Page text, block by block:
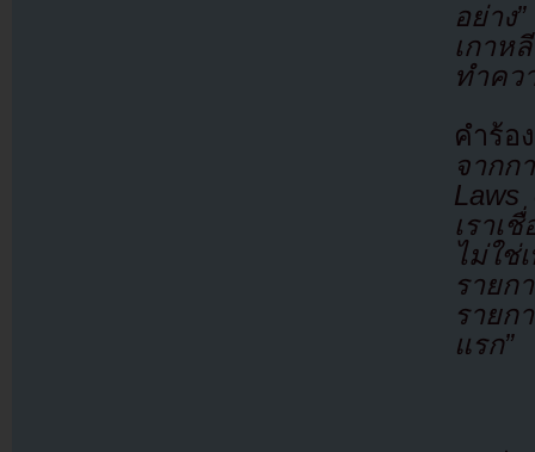
อย่าง”
เกาห
ทำคว
คำร้อ
จากก
Laws
เราเ
ไม่ใช่
ราย
รายก
แรก”